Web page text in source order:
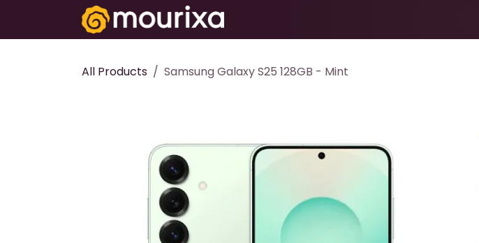
تخطي للذهاب إلى المحتوى
All Products Samsung Galaxy S25 128GB - Mint